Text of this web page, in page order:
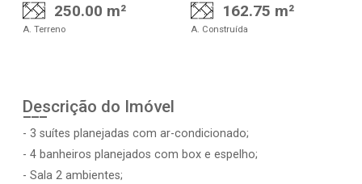
250.00 m²
A. Terreno
162.75 m²
A. Construída
Descrição do Imóvel
- 3 suítes planejadas com ar-condicionado;
- 4 banheiros planejados com box e espelho;
- Sala 2 ambientes;